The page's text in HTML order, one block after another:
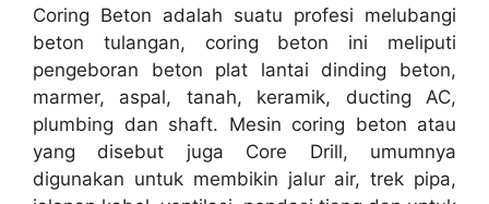
Coring Beton adalah suatu profesi melubangi
beton tulangan, coring beton ini meliputi
pengeboran beton plat lantai dinding beton,
marmer, aspal, tanah, keramik, ducting AC,
plumbing dan shaft. Mesin coring beton atau
yang disebut juga Core Drill, umumnya
digunakan untuk membikin jalur air, trek pipa,